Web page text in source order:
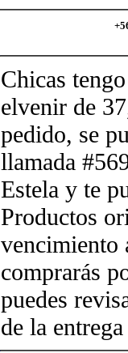
Chicas
elvenir de
pedido, se
llamada
Estela y te
Productos
vencimiento
comprarás
puedes
de la entrega